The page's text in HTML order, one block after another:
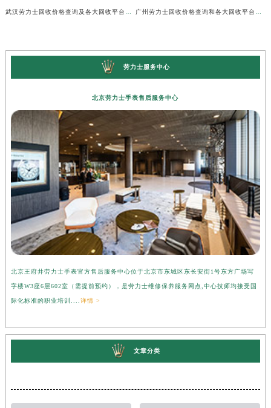
劳力士服务中心
北京劳力士手表售后服务中心
北京王府井劳力士手表官方售后服务中心位于北京市东城区东长安街1号东方广场写
字楼W3座6层602室（需提前预约），是劳力士维修保养服务网点,中心技师均接受国
际化标准的职业培训.... 详情 >
文章分类